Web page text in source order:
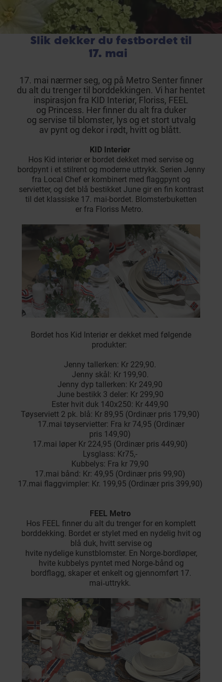
Slik dekker du festbordet til
17. mai
17. mai nærmer seg, og på Metro Senter finner
du alt du trenger til borddekkingen. Vi har hentet
inspirasjon fra KID Interiør, Floriss, FEEL
og Princess. Her finner du alt fra duker
og servise til blomster, lys og et stort utvalg
av pynt og dekor i rødt, hvitt og blått.
KID Interiør
Hos Kid interiør er bordet dekket med servise og
bordpynt i et stilrent og moderne uttrykk. Serien Jenny
fra Local Chef er kombinert med flaggpynt og
servietter, og det blå bestikket June gir en fin kontrast
til det klassiske 17. mai-bordet. Blomsterbuketten
er fra Floriss Metro.
Bordet hos Kid Interiør er dekket med følgende
produkter:
Jenny tallerken: Kr 229,90.
Jenny skål: Kr 199,90.
Jenny dyp tallerken: Kr 249,90
June bestikk 3 deler: Kr 299,90
Ester hvit duk 140x250: Kr 449,90
Tøyserviett 2 pk. blå: Kr 89,95 (Ordinær pris 179,90)
17.mai tøyservietter: Fra kr 74,95 (Ordinær
pris 149,90)
17.mai løper Kr 224,95 (Ordinær pris 449,90)
Lysglass: Kr75,-
Kubbelys: Fra kr 79,90
17.mai bånd: Kr: 49,95 (Ordinær pris 99,90)
17.mai flaggvimpler: Kr. 199,95 (Ordinær pris 399,90)
FEEL Metro
Hos FEEL finner du alt du trenger for en komplett
borddekking. Bordet er stylet med en nydelig hvit og
blå duk, hvitt servise og
hvite nydelige kunstblomster. En Norge‑bordløper,
hvite kubbelys pyntet med Norge‑bånd og
bordflagg, skaper et enkelt og gjennomført 17.
mai‑uttrykk.